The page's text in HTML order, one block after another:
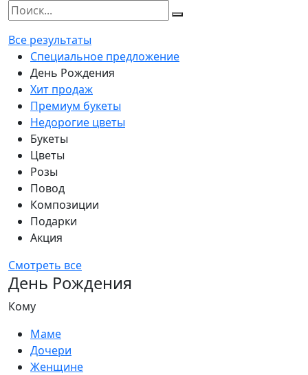
Все результаты
Специальное предложение
День Рождения
Хит продаж
Премиум букеты
Недорогие цветы
Букеты
Цветы
Розы
Повод
Композиции
Подарки
Акция
Смотреть все
День Рождения
Кому
Маме
Дочери
Женщине